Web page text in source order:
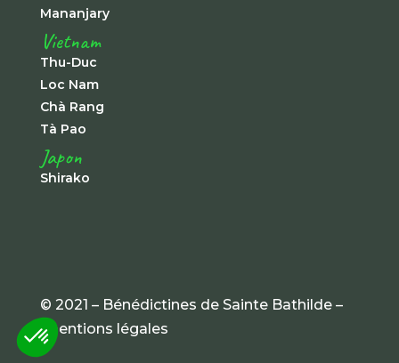
Mananjary
Vietnam
Thu-Duc
Loc Nam
Chà Rang
Tà Pao
Japon
Shirako
© 2021 – Bénédictines de Sainte Bathilde –
mentions légales